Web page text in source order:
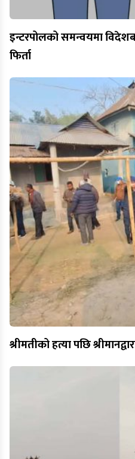
इन्टरपोलको समन्वयमा
फिर्ता
श्रीमतीको हत्या पछि